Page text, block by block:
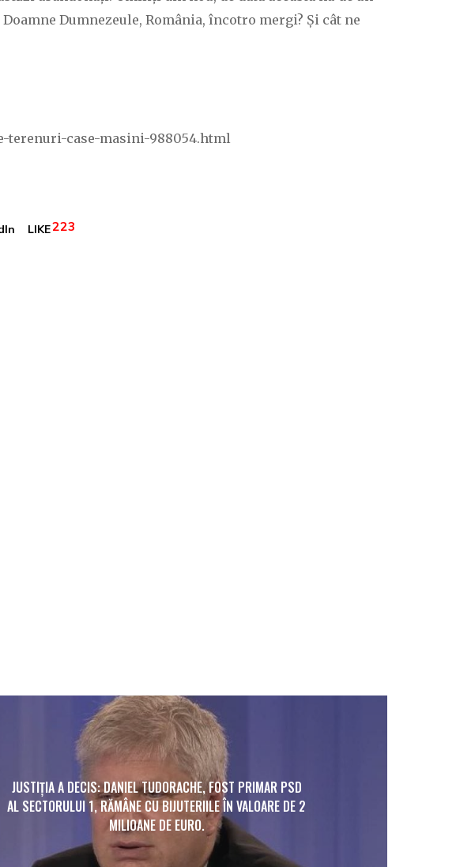
Dumnezeule, România, încotro mergi? Și cât ne
terenuri-case-masini-988054.html
LIKE223
JUSTIȚIA A DECIS: DANIEL TUDORACHE, FOST PRIMAR PSD
AL SECTORULUI 1, RĂMÂNE CU BIJUTERIILE ÎN VALOARE DE 2
MILIOANE DE EURO.